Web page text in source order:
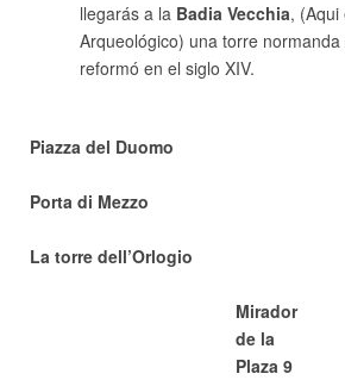
llegarás a la Badia Vecchia, (Aqui
Arqueológico) una torre
reformó en el siglo XIV.
Piazza del Duomo
Porta di Mezzo
La torre dell’Orlogio
Mirador
de la
Plaza 9